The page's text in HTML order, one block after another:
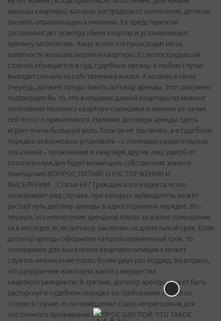
жильцы квартиры, которая пострадала от затопления, должны
вызвать управляющую компанию. Ее представители
составляют акт осмотра обеих квартир и устанавливают
причину затопления. Чаще всего это происходит из-за
халатности жильцов верхней квартиры. Если пострадавшая
сторона обращается в суд, судебные органы в любом случае
выходят сначала на собственника жилья. А хозяин, в свою
очередь, должен предоставить договор аренды. Этот документ
подтвердил бы то, что жильцами данной квартиры на момент
затопления являлись квартиро-съемщики и именно из-за них
сей потоп и приключился. Наличие договора аренды здесь
играет очень большую роль. Если он не заключен, а в судебном
порядке невозможно установить – с помощью свидетельских
показаний – проживание в квартире других лиц, ущерб от
потопа вынужден будет возмещать собственник жилого
помещения.ВОПРОС ПЯТЫЙ: О РАСТОРЖЕНИИ И
ВЫСЕЛЕНИИ…Статья 687 Гражданского кодекса четко
оговаривает ряд случаев, при которых наймодатель может
расторгнуть договор аренды в одностороннем порядке. Во-­
первых, это невнесение арендной платы за жилое помещение
за 6 месяцев, если договор заключен на длительный срок. Если
договор аренды оформлен на кратковременный срок, то
основанием для выселения квартиросъемщика может
служить невнесение платы более двух раз подряд. Во-­вторых,
это разрушение или порча жилого имущества
квартиросъемщиком. В-третьих, договор аренды может быть
расторгнут в судебном порядке по требованию любой из
сторон в случае, если помещение стало непригодным для
постоянного проживания.ВОПРОС ШЕСТОЙ: ЧТО ТАКОЕ